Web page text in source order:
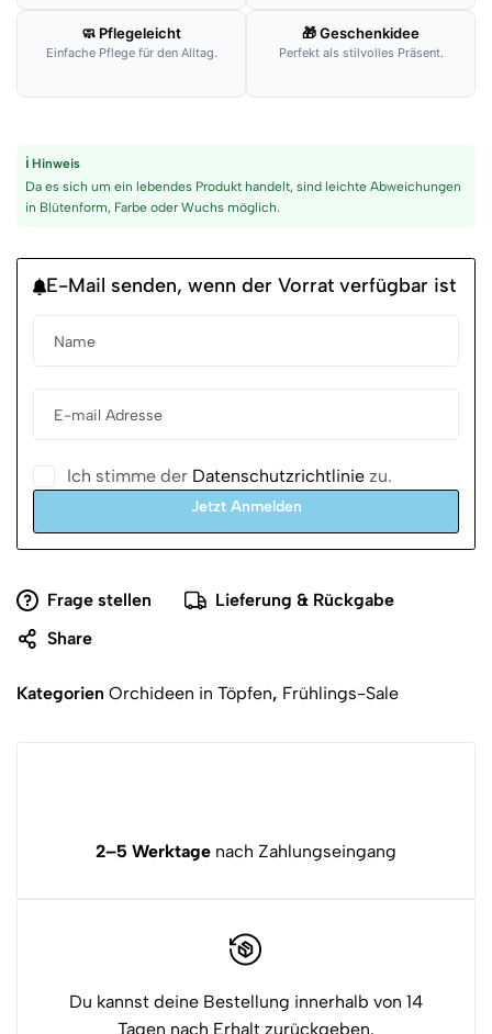
🧼 Pflegeleicht
Einfache Pflege für den Alltag.
🎁 Geschenkidee
Perfekt als stilvolles Präsent.
ℹ Hinweis
Da es sich um ein lebendes Produkt handelt, sind leichte Abweichungen
in Blütenform, Farbe oder Wuchs möglich.
E-Mail senden, wenn der Vorrat verfügbar ist
Ich stimme der Datenschutzrichtlinie zu.
Jetzt Anmelden
Frage stellen
Lieferung & Rückgabe
Share
Kategorien Orchideen in Töpfen, Frühlings-Sale
2–5 Werktage nach Zahlungseingang
Du kannst deine Bestellung innerhalb von 14
Tagen nach Erhalt zurückgeben.